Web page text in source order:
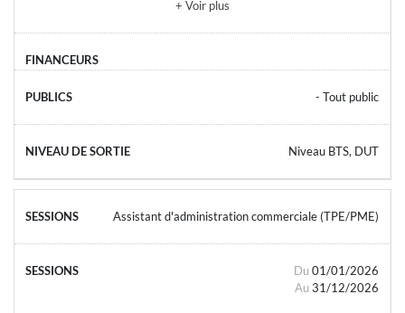
+ Voir plus
- Tout public
Niveau BTS, DUT
Assistant d'administration commerciale (TPE/PME)
Du 01/01/2026
Au 31/12/2026